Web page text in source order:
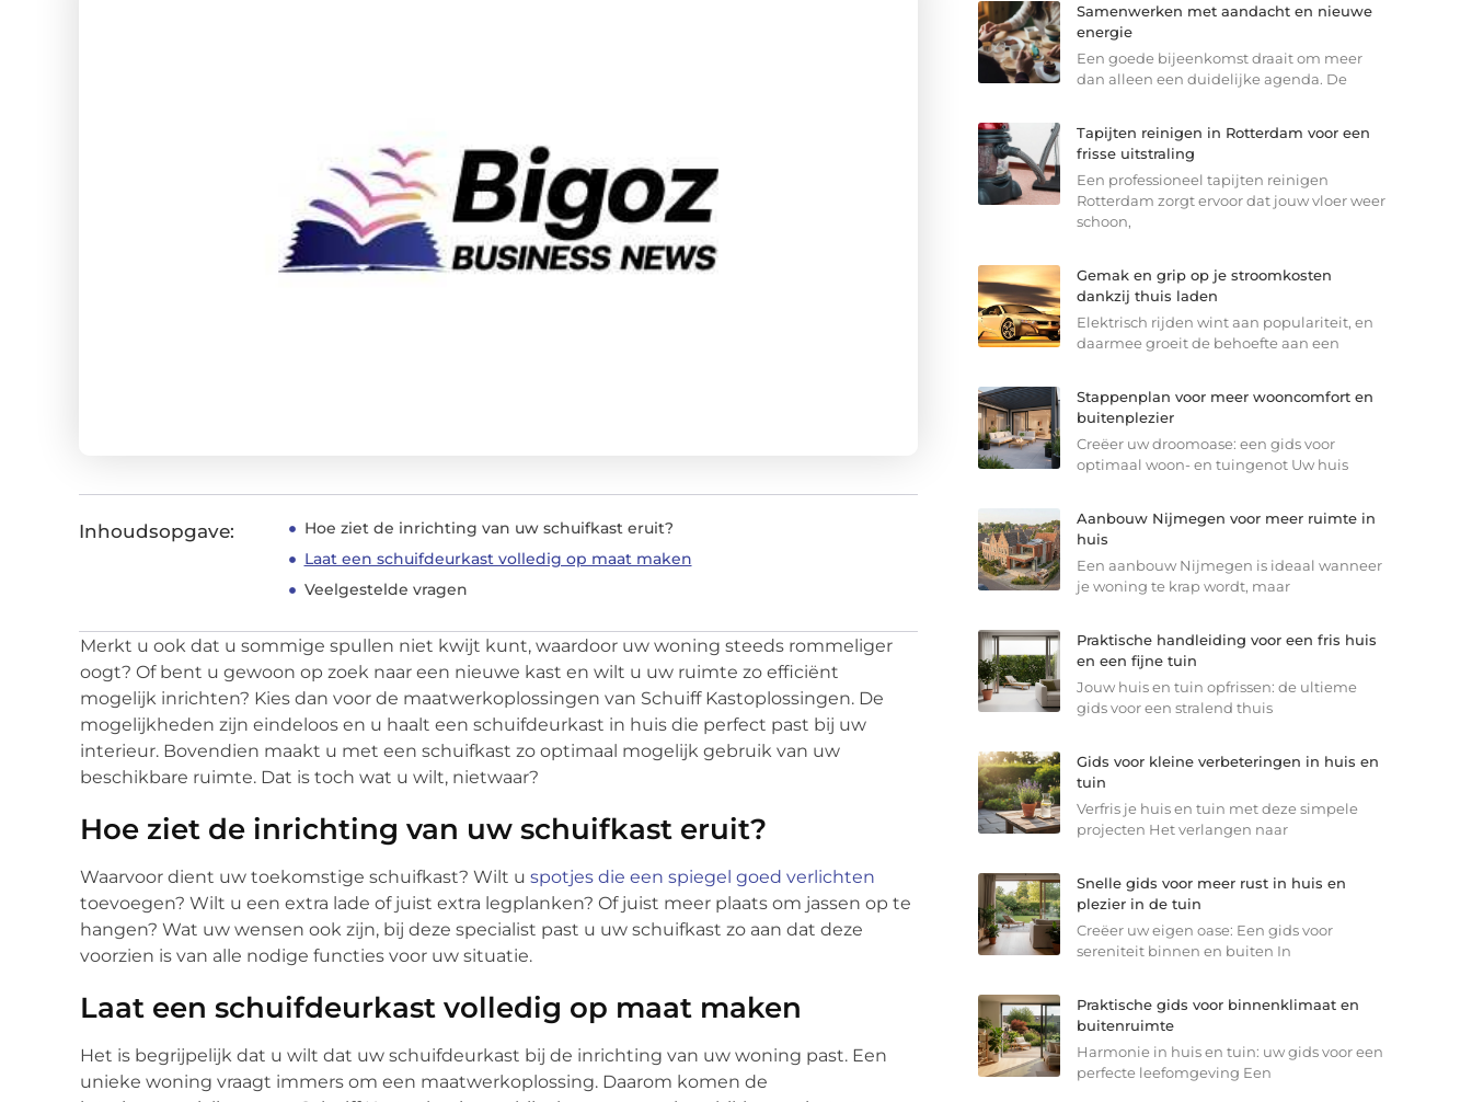
Inhoudsopgave:
Hoe ziet de inrichting van uw schuifkast eruit?
Laat een schuifdeurkast volledig op maat maken
Veelgestelde vragen
Merkt u ook dat u sommige spullen niet kwijt kunt, waardoor uw woning steeds rommeliger
oogt? Of bent u gewoon op zoek naar een nieuwe kast en wilt u uw ruimte zo efficiënt
mogelijk inrichten? Kies dan voor de maatwerkoplossingen van Schuiff Kastoplossingen. De
mogelijkheden zijn eindeloos en u haalt een schuifdeurkast in huis die perfect past bij uw
interieur. Bovendien maakt u met een schuifkast zo optimaal mogelijk gebruik van uw
beschikbare ruimte. Dat is toch wat u wilt, nietwaar?
Hoe ziet de inrichting van uw schuifkast eruit?
Waarvoor dient uw toekomstige schuifkast? Wilt u spotjes die een spiegel goed verlichten
toevoegen? Wilt u een extra lade of juist extra legplanken? Of juist meer plaats om jassen op te
hangen? Wat uw wensen ook zijn, bij deze specialist past u uw schuifkast zo aan dat deze
voorzien is van alle nodige functies voor uw situatie.
Laat een schuifdeurkast volledig op maat maken
Het is begrijpelijk dat u wilt dat uw schuifdeurkast bij de inrichting van uw woning past. Een
unieke woning vraagt immers om een maatwerkoplossing. Daarom komen de
Samenwerken met aandacht en nieuwe
energie
Een goede bijeenkomst draait om meer
dan alleen een duidelijke agenda. De
Tapijten reinigen in Rotterdam voor een
frisse uitstraling
Een professioneel tapijten reinigen
Rotterdam zorgt ervoor dat jouw vloer weer
schoon,
Gemak en grip op je stroomkosten
dankzij thuis laden
Elektrisch rijden wint aan populariteit, en
daarmee groeit de behoefte aan een
Stappenplan voor meer wooncomfort en
buitenplezier
Creëer uw droomoase: een gids voor
optimaal woon- en tuingenot Uw huis
Aanbouw Nijmegen voor meer ruimte in
huis
Een aanbouw Nijmegen is ideaal wanneer
je woning te krap wordt, maar
Praktische handleiding voor een fris huis
en een fijne tuin
Jouw huis en tuin opfrissen: de ultieme
gids voor een stralend thuis
Gids voor kleine verbeteringen in huis en
tuin
Verfris je huis en tuin met deze simpele
projecten Het verlangen naar
Snelle gids voor meer rust in huis en
plezier in de tuin
Creëer uw eigen oase: Een gids voor
sereniteit binnen en buiten In
Praktische gids voor binnenklimaat en
buitenruimte
Harmonie in huis en tuin: uw gids voor een
perfecte leefomgeving Een